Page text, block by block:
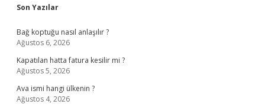
Sidebar
Son Yazılar
Bağ koptuğu nasıl anlaşılır ?
Ağustos 6, 2026
Kapatılan hatta fatura kesilir mi ?
Ağustos 5, 2026
Ava ismi hangi ülkenin ?
Ağustos 4, 2026